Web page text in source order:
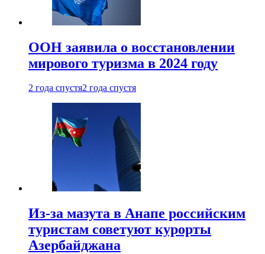
ООН заявила о восстановлении
мирового туризма в 2024 году
2 года спустя2 года спустя
Из-за мазута в Анапе российским
туристам советуют курорты
Азербайджана